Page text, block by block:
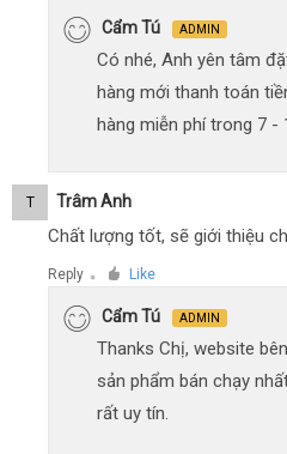
Cẩm Tú ADMIN
Có nhé, Anh yên tâm
hàng mới thanh toán
hàng miễn phí trong 7 -
T Trâm Anh
Chất lượng tốt, sẽ giới thiệu
Reply ● Like
Cẩm Tú ADMIN
Thanks Chị, website
sản phẩm bán chạy
rất uy tín.